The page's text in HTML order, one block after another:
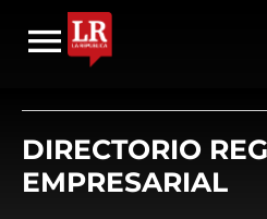
DIRECTORIO
EMPRESARIAL